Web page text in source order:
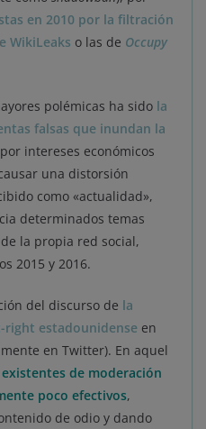
en 2010 por la filtración
WikiLeaks o las de Occupy
polémicas ha sido la
falsas que inundan la
intereses económicos
una distorsión
como «actualidad»,
determinados temas
la propia red social,
2015 y 2016.
del discurso de la
right estadounidense en
en Twitter). En aquel
de moderación
poco efectivos,
de odio y dando